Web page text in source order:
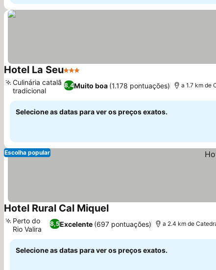
Hotel La Seu3 Estrelas
8,4Muito boa (1.178 pontuações)
Culinária catalã
tradicional
a 1.7 km de
Selecione as datas para ver os preços exatos.
Escolha popular
Hotel Rural Cal Miquel
8,5Excelente (697 pontuações)
Perto do
Rio Valira
a 2.4 km de
Selecione as datas para ver os preços exatos.